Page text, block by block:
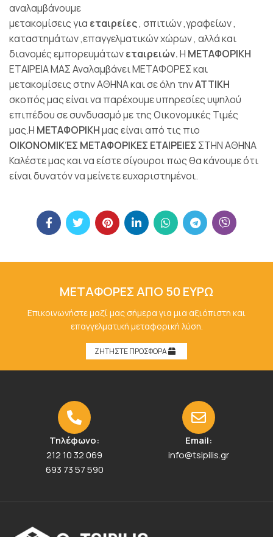
αναλαμβάνουμε
μετακομίσεις για εταιρείες, σπιτιών ,γραφείων ,
καταστημάτων ,επαγγελματικών χώρων , αλλά και
διανομές εμπορευμάτωνεταιρειών.Η ΜΕΤΑΦΟΡΙΚΗ
ΕΤΑΙΡΕΙΑ ΜΑΣ Αναλαμβάνει ΜΕΤΑΦΟΡΕΣ και
μετακομίσεις στην ΑΘΗΝΑκαι σε όλη τηνΑΤΤΙΚΗ
σκοπός μας είναι να παρέχουμε υπηρεσίες υψηλού
επιπέδου σε συνδυασμό με της Οικονομικές Τιμές
μας.Η ΜΕΤΑΦΟΡΙΚΗμας είναι από τις πιο
ΟΙΚΟΝΟΜΙΚΈΣ ΜΕΤΑΦΟΡΙΚΕΣ ΕΤΑΙΡΕΙΕΣ ΣΤΗΝ ΑΘΗΝΑ
Καλέστε μας και να είστε σίγουροι πως θα κάνουμε ότι
είναι δυνατόν να μείνετε ευχαριστημένοι.
ΜΕΤΑΦΟΡΕΣ ΑΠΟ 50 ΕΥΡΩ
Επικοινωνήστε μαζί μας σήμερα για μια αξιόπιστη και
επαγγελματική μεταφορική λύση.
ΖΗΤΗΣΤΕ ΠΡΟΣΦΟΡΑ
Τηλέφωνο:
212 10 32 069
693 73 57 590
Email:
info@tsipilis.gr